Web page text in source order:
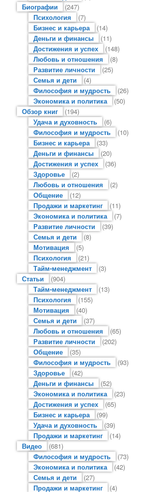
Биографии
(247)
Психология
(7)
Бизнес и карьера
(14)
Деньги и финансы
(11)
Достижения и успех
(148)
Любовь и отношения
(8)
Развитие личности
(25)
Семья и дети
(4)
Философия и мудрость
(26)
Экономика и политика
(50)
Обзор книг
(194)
Удача и духовность
(6)
Философия и мудрость
(10)
Бизнес и карьера
(33)
Деньги и финансы
(20)
Достижения и успех
(36)
Здоровье
(2)
Любовь и отношения
(2)
Общение
(12)
Продажи и маркетинг
(11)
Экономика и политика
(7)
Развитие личности
(39)
Семья и дети
(8)
Мотивация
(5)
Психология
(21)
Тайм-менеджмент
(3)
Статьи
(904)
Тайм-менеджмент
(13)
Психология
(155)
Мотивация
(40)
Семья и дети
(37)
Любовь и отношения
(65)
Развитие личности
(202)
Общение
(35)
Философия и мудрость
(93)
Здоровье
(42)
Деньги и финансы
(52)
Экономика и политика
(23)
Достижения и успех
(65)
Бизнес и карьера
(99)
Удача и духовность
(39)
Продажи и маркетинг
(14)
Видео
(681)
Философия и мудрость
(73)
Экономика и политика
(42)
Семья и дети
(27)
Продажи и маркетинг
(4)